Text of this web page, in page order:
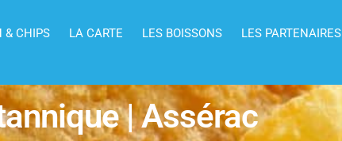
& CHIPS LA CARTE LES BOISSONS LES PARTENAIRES
| Assérac